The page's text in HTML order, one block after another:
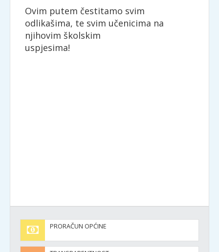
Ovim putem čestitamo svim
odlikašima, te svim učenicima na
njihovim školskim
uspjesima!
PRORAČUN OPĆINE